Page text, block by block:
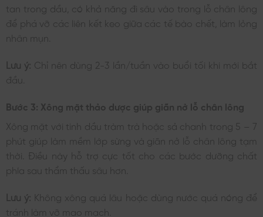
tan trong dầu, có khả năng đi sâu vào trong lỗ chân lông
để phá vỡ các liên kết keo giữa các tế bào chết, làm lỏng
nhân mụn.
Lưu ý: Chỉ nên dùng 2-3 lần/tuần vào buổi tối khi mới bắt
đầu.
Bước 3: Xông mặt thảo dược giúp giãn nở lỗ chân lông
Xông mặt với tinh dầu tràm trà hoặc sả chanh trong 5 – 7
phút giúp làm mềm lớp sừng và giãn nở lỗ chân lông tạm
thời. Điều này hỗ trợ cực tốt cho các bước dưỡng chất
phía sau thẩm thấu sâu hơn.
Lưu ý: Không xông quá lâu hoặc dùng nước quá nóng để
tránh làm vỡ mao mạch.